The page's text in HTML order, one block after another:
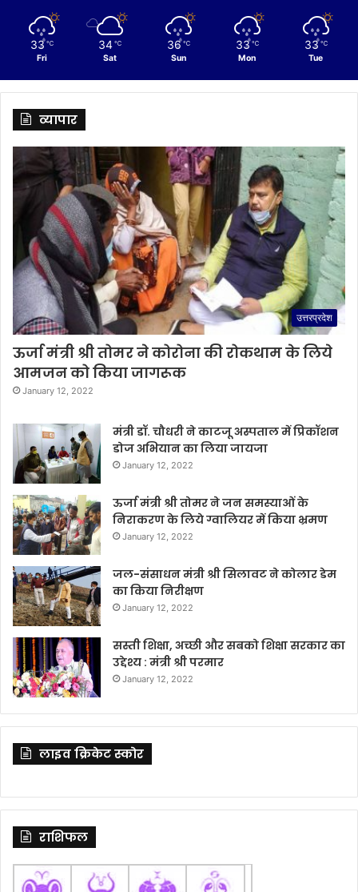
33 ℃
Fri
34 ℃
Sat
36 ℃
Sun
33 ℃
Mon
33 ℃
Tue
व्यापार
उत्तरप्रदेश
ऊर्जा मंत्री श्री तोमर ने कोरोना की रोकथाम के लिये
आमजन को किया जागरूक
January 12, 2022
मंत्री डॉ. चौधरी ने काटजू अस्पताल में प्रिकॉशन
डोज अभियान का लिया जायजा
January 12, 2022
ऊर्जा मंत्री श्री तोमर ने जन समस्याओं के
निराकरण के लिये ग्वालियर में किया भ्रमण
January 12, 2022
जल-संसाधन मंत्री श्री सिलावट ने कोलार डेम
का किया निरीक्षण
January 12, 2022
सस्ती शिक्षा, अच्छी और सबको शिक्षा सरकार का
उद्देश्य : मंत्री श्री परमार
January 12, 2022
लाइव क्रिकेट स्कोर
राशिफल